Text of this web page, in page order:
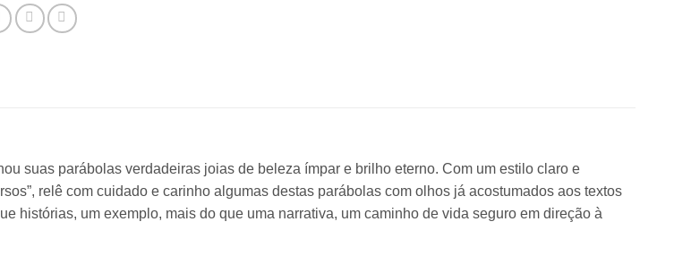
suas parábolas verdadeiras joias de beleza ímpar e brilho eterno. Com um estilo claro e
relê com cuidado e carinho algumas destas parábolas com olhos já acostumados aos textos
histórias, um exemplo, mais do que uma narrativa, um caminho de vida seguro em direção à